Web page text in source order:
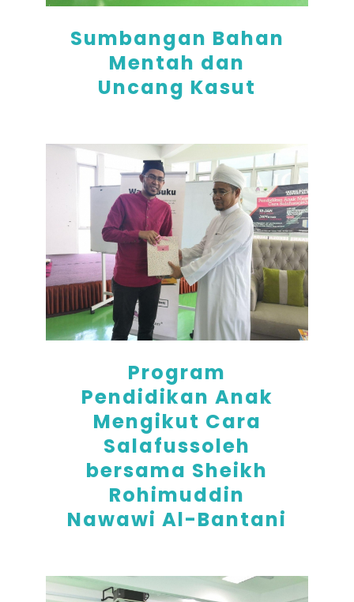
Sumbangan Bahan
Mentah dan
Uncang Kasut
Program
Pendidikan Anak
Mengikut Cara
Salafussoleh
bersama Sheikh
Rohimuddin
Nawawi Al-Bantani